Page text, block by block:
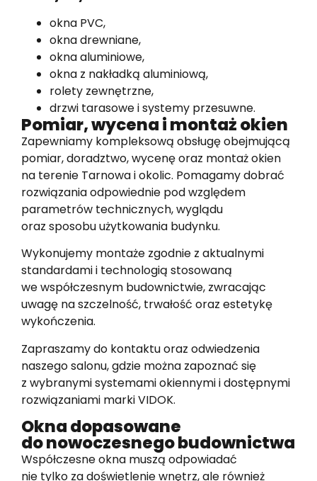
okna PVC,
okna drewniane,
okna aluminiowe,
okna z nakładką aluminiową,
rolety zewnętrzne,
drzwi tarasowe i systemy przesuwne.
Pomiar, wycena i montaż okien
Zapewniamy kompleksową obsługę obejmującą
pomiar, doradztwo, wycenę oraz montaż okien
na terenie Tarnowa i okolic. Pomagamy dobrać
rozwiązania odpowiednie pod względem
parametrów technicznych, wyglądu
oraz sposobu użytkowania budynku.
Wykonujemy montaże zgodnie z aktualnymi
standardami i technologią stosowaną
we współczesnym budownictwie, zwracając
uwagę na szczelność, trwałość oraz estetykę
wykończenia.
Zapraszamy do kontaktu oraz odwiedzenia
naszego salonu, gdzie można zapoznać się
z wybranymi systemami okiennymi i dostępnymi
rozwiązaniami marki VIDOK.
Okna dopasowane
do nowoczesnego budownictwa
Współczesne okna muszą odpowiadać
nie tylko za doświetlenie wnętrz, ale również